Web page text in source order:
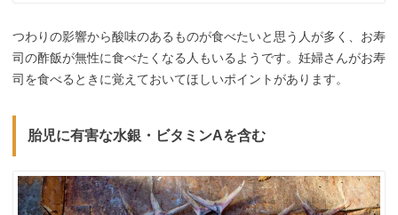
つわりの影響から酸味のあるものが食べたいと思う人が多く、お寿
司の酢飯が無性に食べたくなる人もいるようです。妊婦さんがお寿
司を食べるときに覚えておいてほしいポイントがあります。
胎児に有害な水銀・ビタミンAを含む